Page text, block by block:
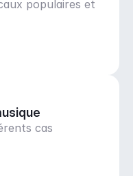
populaires et
cas